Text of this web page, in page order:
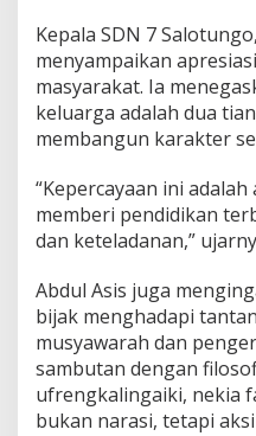
Kepala SDN 7
menyampaikan
masyarakat. Ia
keluarga adalah dua
membangun karakter
“Kepercayaan ini adalah
memberi pendidikan
dan keteladanan,”
Abdul Asis juga
bijak menghadapi
musyawarah dan
sambutan dengan
ufrengkalingaiki, nekia
bukan narasi, tetapi